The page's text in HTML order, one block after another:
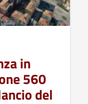
in
560
del